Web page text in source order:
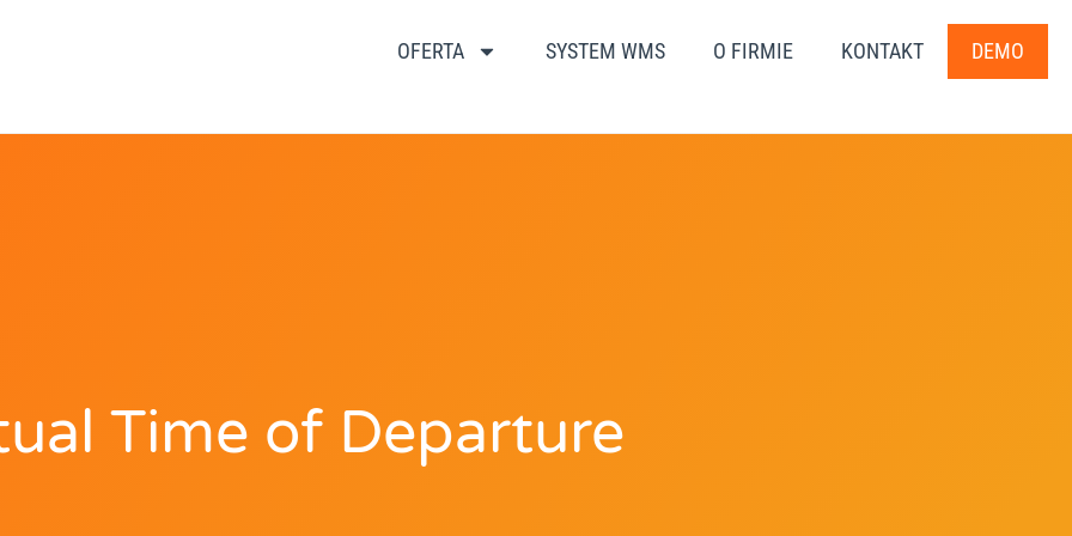
OFERTA SYSTEM WMS O FIRMIE KONTAKT DEMO
Time of Departure